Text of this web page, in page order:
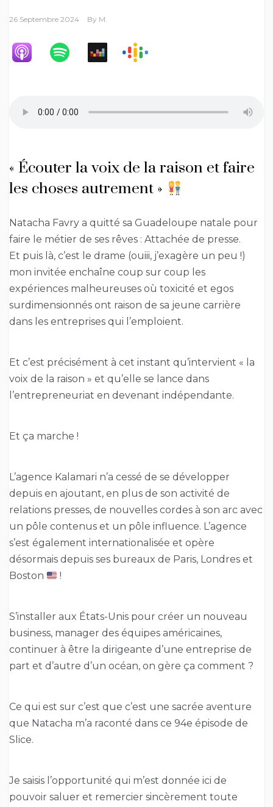
26 Septembre 2024 By M.
« Écouter la voix de la raison et faire
les choses autrement »
Natacha Favry a quitté sa Guadeloupe natale pour
faire le métier de ses rêves : Attachée de presse.
Et puis là, c’est le drame (ouiii, j’exagère un peu !)
mon invitée enchaîne coup sur coup les
expériences malheureuses où toxicité et egos
surdimensionnés ont raison de sa jeune carrière
dans les entreprises qui l’emploient.
Et c’est précisément à cet instant qu’intervient « la
voix de la raison » et qu’elle se lance dans
l’entrepreneuriat en devenant indépendante.
Et ça marche !
L’agence Kalamari n’a cessé de se développer
depuis en ajoutant, en plus de son activité de
relations presses, de nouvelles cordes à son arc avec
un pôle contenus et un pôle influence. L’agence
s’est également internationalisée et opère
désormais depuis ses bureaux de Paris, Londres et
Boston
!
S’installer aux États-Unis pour créer un nouveau
business, manager des équipes américaines,
continuer à être la dirigeante d’une entreprise de
part et d’autre d’un océan, on gère ça comment ?
Ce qui est sur c’est que c’est une sacrée aventure
que Natacha m’a raconté dans ce 94e épisode de
Slice.
Je saisis l’opportunité qui m’est donnée ici de
pouvoir saluer et remercier sincèrement toute